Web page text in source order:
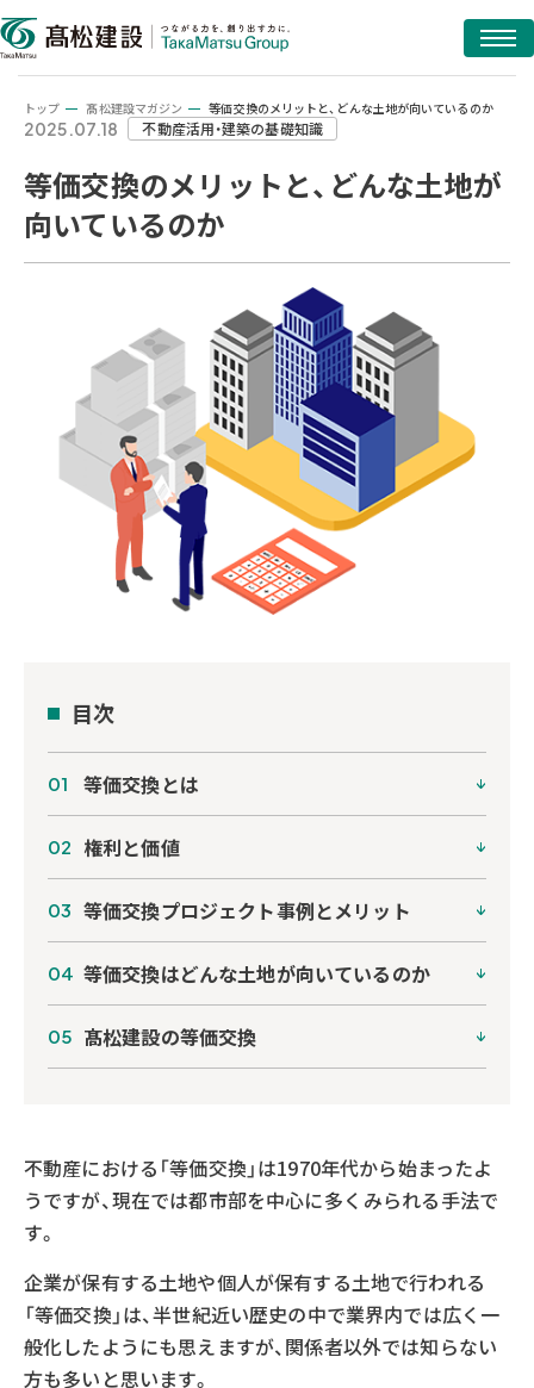
トップ 髙松建設マガジン 等価交換のメリットと、どんな土地が向いているのか
2025.07.18 不動産活用・建築の基礎知識
等価交換のメリットと、どんな土地が
向いているのか
目次
等価交換とは
権利と価値
等価交換プロジェクト事例とメリット
等価交換はどんな土地が向いているのか
髙松建設の等価交換
不動産における「等価交換」は1970年代から始まったよ
うですが、現在では都市部を中心に多くみられる手法で
す。
企業が保有する土地や個人が保有する土地で行われる
「等価交換」は、半世紀近い歴史の中で業界内では広く一
般化したようにも思えますが、関係者以外では知らない
方も多いと思います。